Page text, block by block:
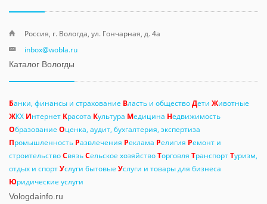
Россия, г. Вологда, ул. Гончарная, д. 4а
inbox@wobla.ru
Каталог Вологды
Банки, финансы и страхование Власть и обществоДети Животные
ЖКХ Интернет Красота Культура Медицина Недвижимость
Образование Оценка, аудит, бухгалтерия, экспертиза
Промышленность Развлечения Реклама Религия Ремонт и
строительствоСвязьСельское хозяйствоТорговля ТранспортТуризм,
отдых и спортУслуги бытовые Услуги и товары для бизнеса
Юридические услуги
Vologdainfo.ru